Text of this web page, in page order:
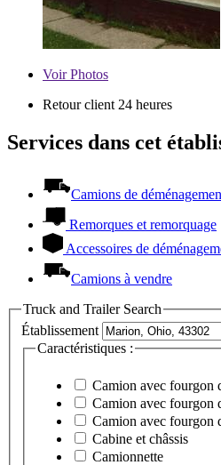
VoirPhotos
Retour client 24 heures
Services dans cet
Camions de
Remorques et remorquage
Accessoires de
Camions à vendre
Truck and Trailer Search
Établissement
Caractéristiques :
Camion avec fourgon
Camion avec fourgon
Camion avec fourgon
Cabine et châssis
Camionnette